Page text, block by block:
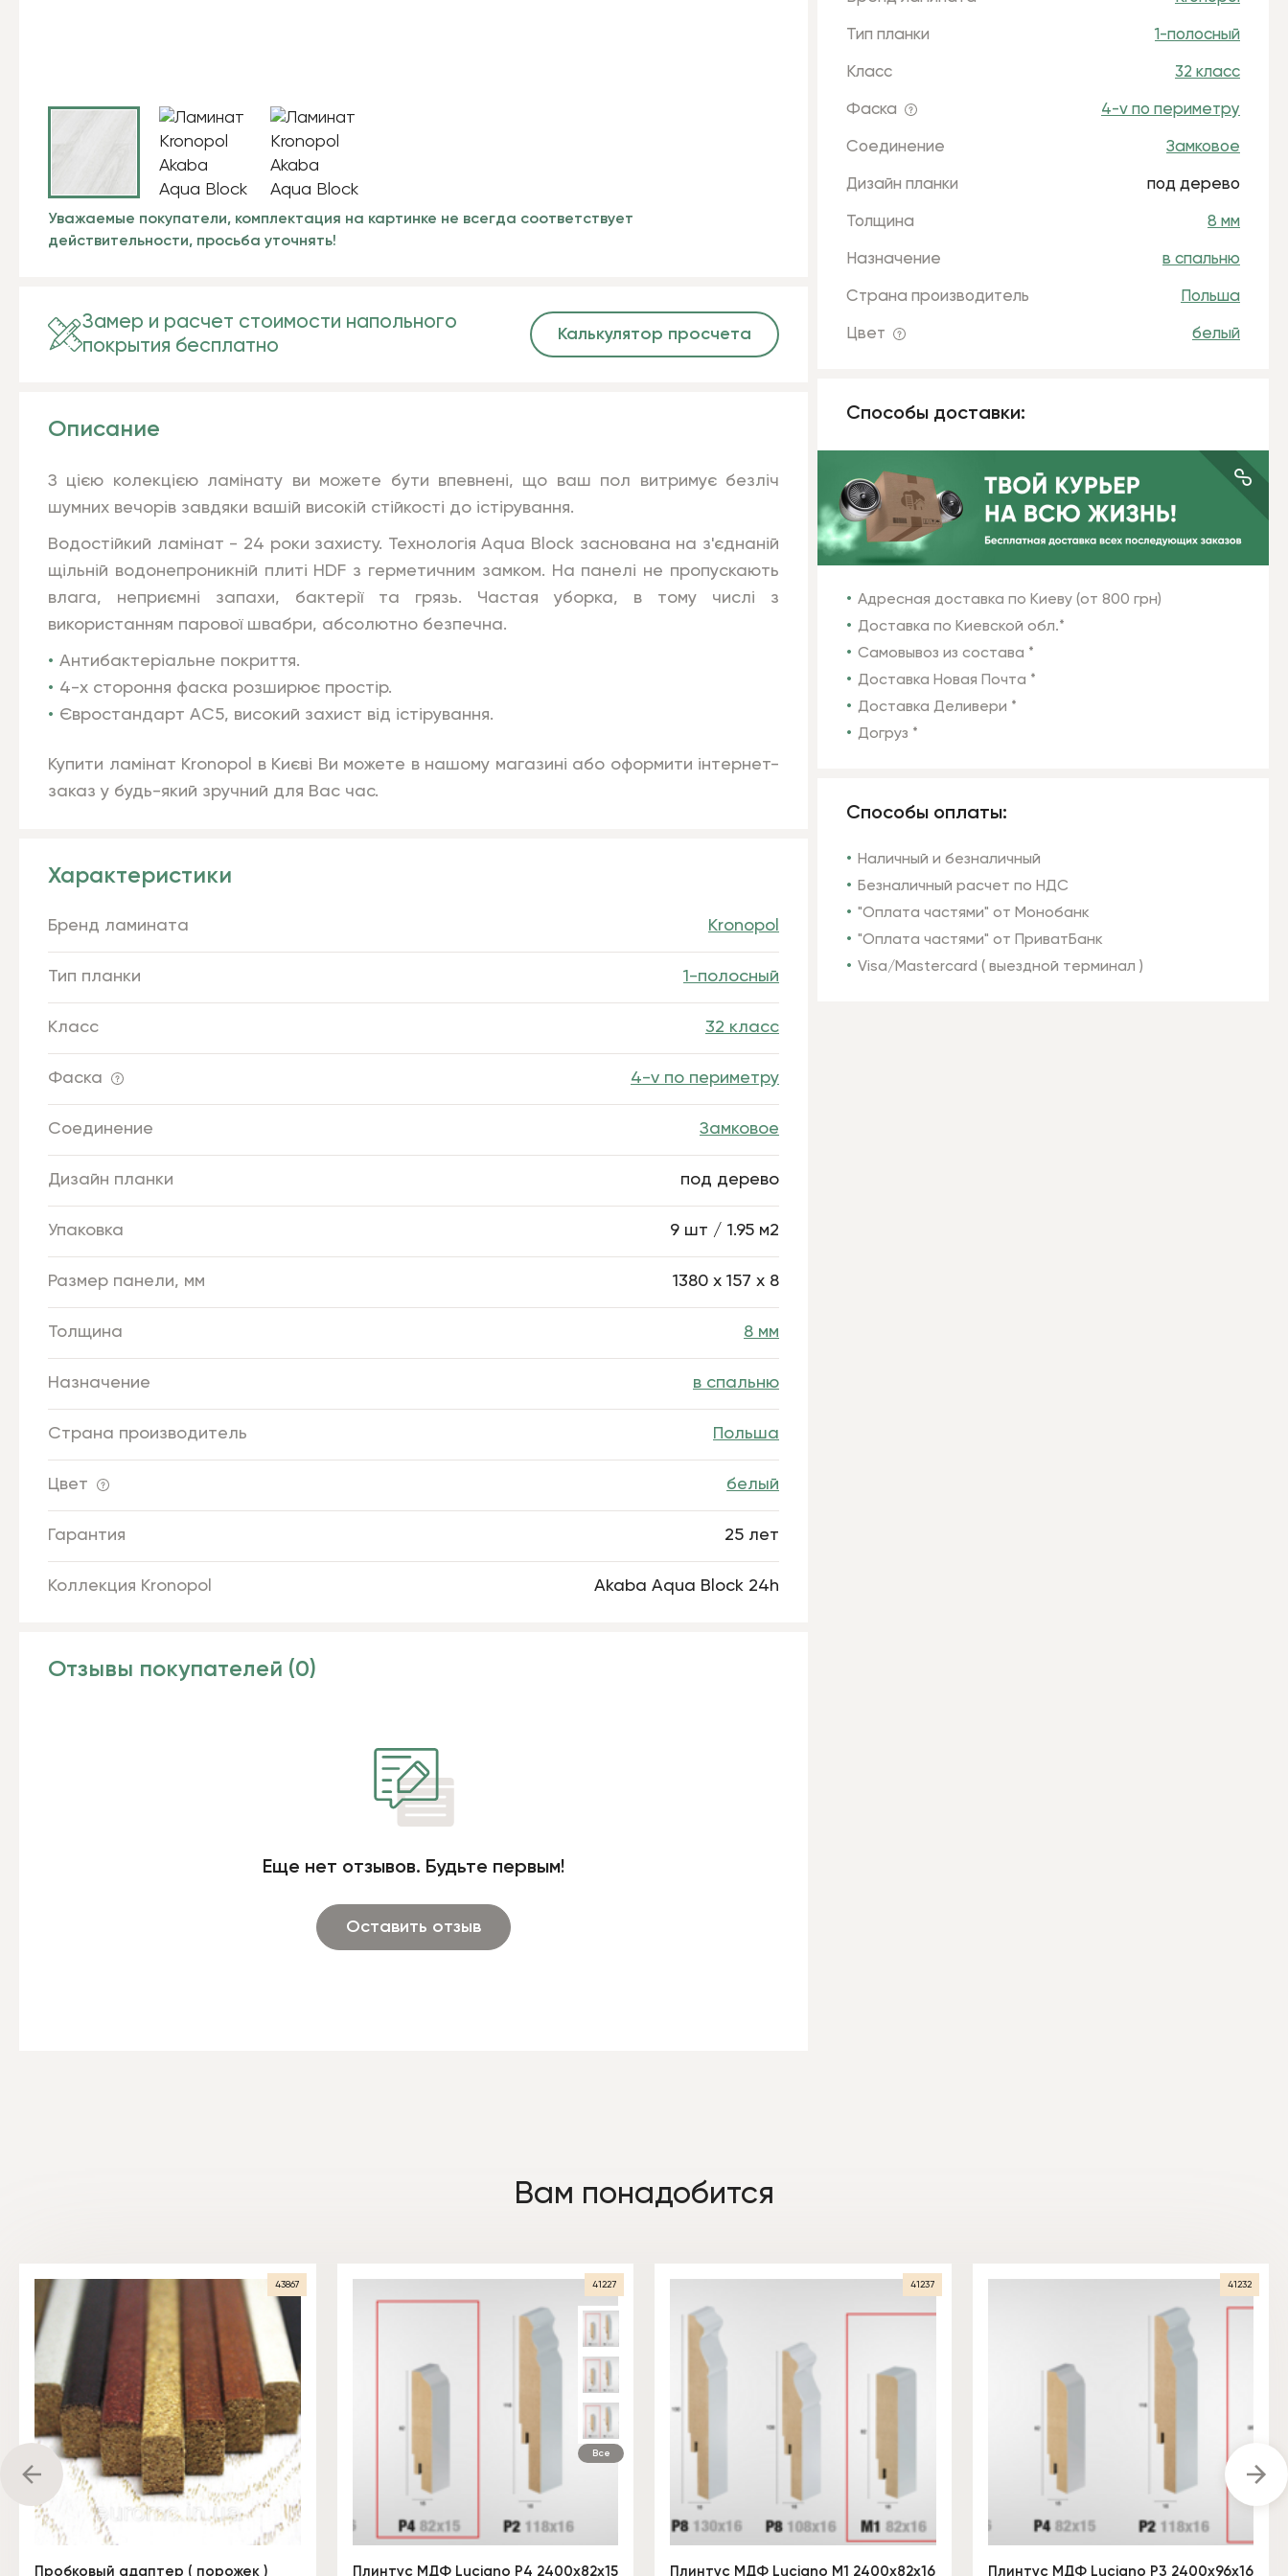
Уважаемые покупатели, комплектация на картинке не всегда соответствует
действительности, просьба уточнять!
Тип планки 1-полосный
Класс 32 класс
Фаска 4-v по периметру
Соединение Замковое
Дизайн планки под дерево
Толщина 8 мм
Назначение в спальню
Страна производитель Польша
Цвет белый
Способы доставки:
Адресная доставка по Киеву (от 800 грн)
Доставка по Киевской обл.*
Самовывоз из состава *
Доставка Новая Почта *
Доставка Деливери *
Догруз *
Способы оплаты:
Наличный и безналичный
Безналичный расчет по НДС
"Оплата частями" от Монобанк
"Оплата частями" от ПриватБанк
Visa/Mastercard ( выездной терминал )
Замер и расчет стоимости напольного
покрытия бесплатно
Калькулятор просчета
Описание
З цією колекцією ламінату ви можете бути впевнені, що ваш пол витримує безліч
шумних вечорів завдяки вашій високій стійкості до істірування.
Водостійкий ламінат - 24 роки захисту. Технологія Aqua Block заснована на з'єднаній
щільній водонепроникній плиті HDF з герметичним замком. На панелі не пропускають
влага, неприємні запахи, бактерії та грязь. Частая уборка, в тому числі з
використанням парової швабри, абсолютно безпечна.
Антибактеріальне покриття.
4-х стороння фаска розширює простір.
Євростандарт AC5, високий захист від істірування.
Купити ламінат Kronopol в Києві Ви можете в нашому магазині або оформити інтернет-
заказ у будь-який зручний для Вас час.
Характеристики
Бренд ламината Kronopol
Тип планки 1-полосный
Класс 32 класс
Фаска 4-v по периметру
Соединение Замковое
Дизайн планки под дерево
Упаковка 9 шт / 1.95 м2
Размер панели, мм 1380 х 157 х 8
Толщина 8 мм
Назначение в спальню
Страна производитель Польша
Цвет белый
Гарантия 25 лет
Коллекция Kronopol Akaba Aqua Block 24h
Отзывы покупателей (0)
Еще нет отзывов. Будьте первым!
Оставить отзыв
Вам понадобится
43867
Пробковый адаптер ( порожек )
41227
Плинтус МДФ Luciano P4 2400х82х15
Все
41237
Плинтус МДФ Luciano M1 2400х82х16
41232
Плинтус МДФ Luciano P3 2400х96х16